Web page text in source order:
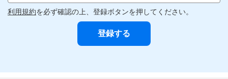
利用規約を必ず確認の上、登録ボタンを押してください。